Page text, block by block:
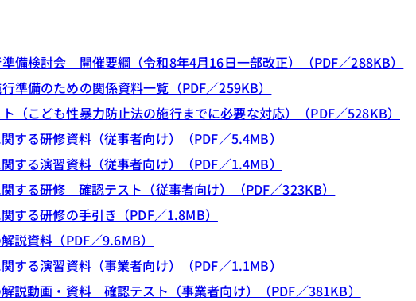
備検討会 開催要綱（令和8年4月16日一部改正）（PDF／288KB）
準備のための関係資料一覧（PDF／259KB）
（こども性暴力防止法の施行までに必要な対応）（PDF／528KB）
する研修資料（従事者向け）（PDF／5.4MB）
する演習資料（従事者向け）（PDF／1.4MB）
する研修 確認テスト（従事者向け）（PDF／323KB）
する研修の手引き（PDF／1.8MB）
説資料（PDF／9.6MB）
する演習資料（事業者向け）（PDF／1.1MB）
説動画・資料 確認テスト（事業者向け）（PDF／381KB）